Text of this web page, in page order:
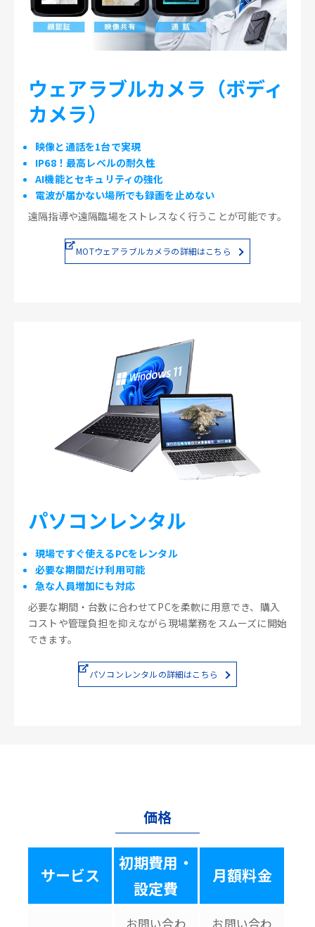
ウェアラブルカメラ（ボディ
カメラ）
映像と通話を1台で実現
IP68！最高レベルの耐久性
AI機能とセキュリティの強化
電波が届かない場所でも録画を止めない
遠隔指導や遠隔臨場をストレスなく行うことが可能です。
MOTウェアラブルカメラの詳細はこちら
パソコンレンタル
現場ですぐ使えるPCをレンタル
必要な期間だけ利用可能
急な人員増加にも対応
必要な期間・台数に合わせてPCを柔軟に用意でき、購入
コストや管理負担を抑えながら現場業務をスムーズに開始
できます。
パソコンレンタルの詳細はこちら
価格
サービス
初期費用・
設定費
月額料金
お問い合わ
お問い合わ